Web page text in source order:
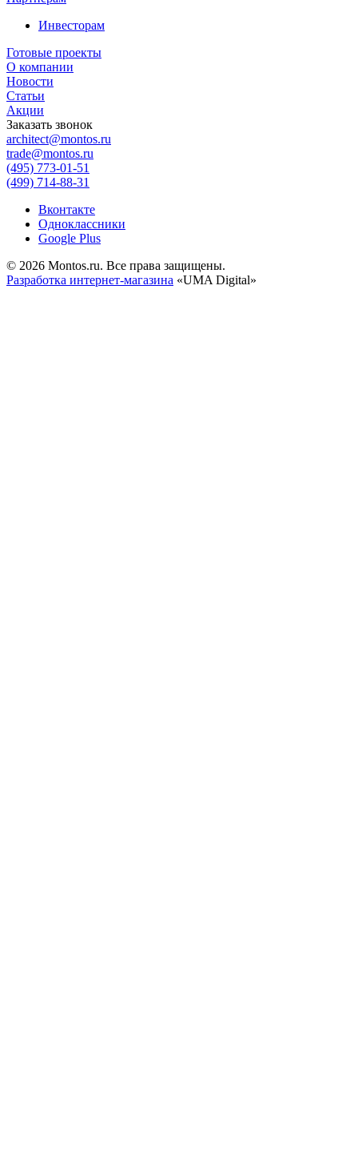
Инвесторам
Готовые проекты
О компании
Новости
Статьи
Акции
Заказать звонок
architect@montos.ru
trade@montos.ru
(495) 773-01-51
(499) 714-88-31
Вконтакте
Одноклассники
Google Plus
© 2026 Montos.ru. Все права защищены.
Разработка интернет-магазина «UMA Digital»